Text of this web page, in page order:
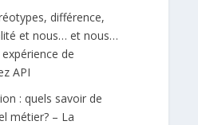
différence,
et nous… et nous…
de
API
: quels savoir de
métier? – La